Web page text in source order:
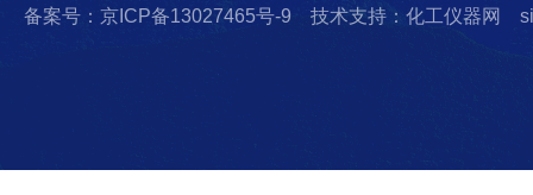
备案号：京ICP备13027465号-9 技术支持：化工仪器网